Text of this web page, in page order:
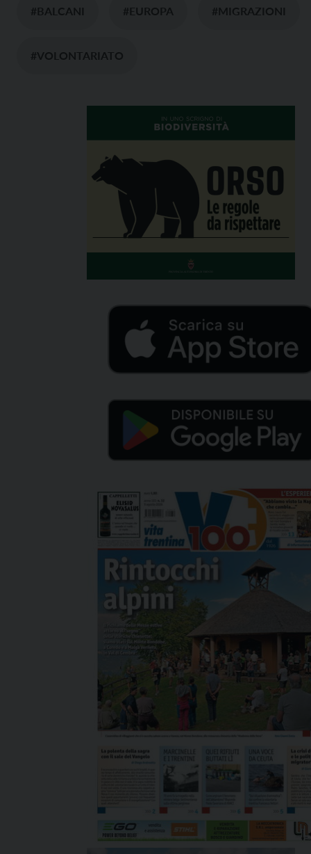
#BALCANI #EUROPA #MIGRAZIONI
#VOLONTARIATO